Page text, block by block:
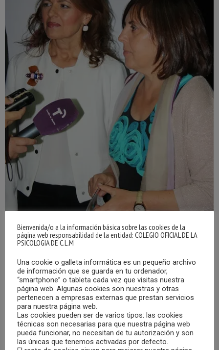
Bienvenida/o a la información básica sobre las cookies de la
página web responsabilidad de la entidad: COLEGIO OFICIAL DE LA
PSICOLOGIA DE C.L.M
Una cookie o galleta informática es un pequeño archivo
de información que se guarda en tu ordenador,
“smartphone” o tableta cada vez que visitas nuestra
página web. Algunas cookies son nuestras y otras
pertenecen a empresas externas que prestan servicios
para nuestra página web.
Las cookies pueden ser de varios tipos: las cookies
técnicas son necesarias para que nuestra página web
pueda funcionar, no necesitan de tu autorización y son
las únicas que tenemos activadas por defecto.